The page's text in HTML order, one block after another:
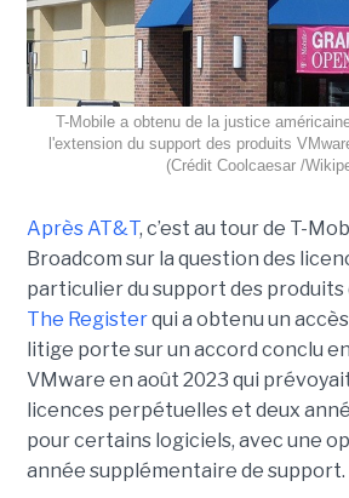
T-Mobile a obtenu de la justice
l'extension du support des produits
(Crédit Coolcaesar /
Après AT&T, c’est au tour de T-
Broadcom sur la question des
particulier du support des produits
The Registerqui a obtenu un
litige porte sur un accord conclu
VMware en août 2023 qui
licences perpétuelles et deux
pour certains logiciels, avec une
année supplémentaire de support.